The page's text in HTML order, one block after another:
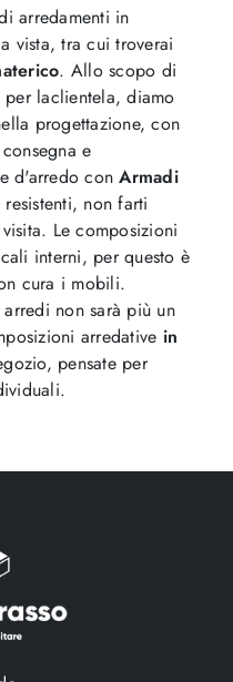
arredamenti in
vista, tra cui troverai
. Allo scopo di
laclientela, diamo
progettazione, con
e
d'arredo conArmadi
non farti
Le composizioni
interni, per questo è
cura i mobili.
non sarà più un
arredative in
pensate per